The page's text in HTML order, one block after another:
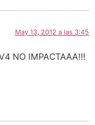
May 13, 2012 a las 3:45
NO IMPACTAAA!!!